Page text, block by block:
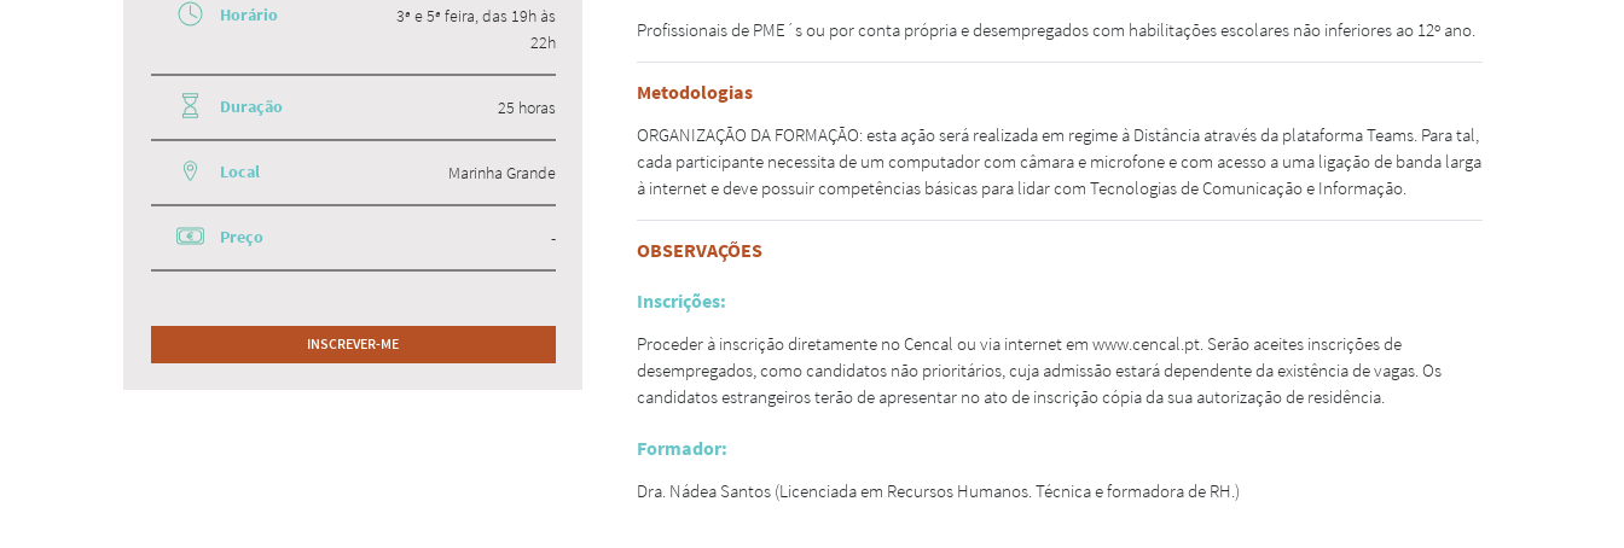
Horário
3ª e 5ª feira, das 19h às
22h
Duração 25 horas
Local Marinha Grande
Preço -
INSCREVER-ME
Profissionais de PME´s ou por conta própria e desempregados com habilitações escolares não inferiores ao 12º ano.
Metodologias
ORGANIZAÇÃO DA FORMAÇÃO: esta ação será realizada em regime à Distância através da plataforma Teams. Para tal,
cada participante necessita de um computador com câmara e microfone e com acesso a uma ligação de banda larga
à internet e deve possuir competências básicas para lidar com Tecnologias de Comunicação e Informação.
OBSERVAÇÕES
Inscrições:
Proceder à inscrição diretamente no Cencal ou via internet em www.cencal.pt. Serão aceites inscrições de
desempregados, como candidatos não prioritários, cuja admissão estará dependente da existência de vagas. Os
candidatos estrangeiros terão de apresentar no ato de inscrição cópia da sua autorização de residência.
Formador:
Dra. Nádea Santos (Licenciada em Recursos Humanos. Técnica e formadora de RH.)